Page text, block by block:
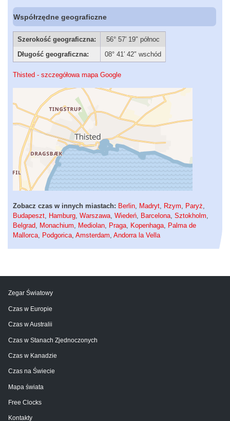
Współrzędne geograficzne
Szerokość geograficzna:
56° 57′ 19″ północ
Długość geograficzna:
08° 41′ 42″ wschód
Thisted - szczegółowa mapa Google
Zobacz czas w innych miastach: Berlin Madryt Rzym Paryż
Budapeszt
Hamburg Warszawa Wiedeń Barcelona Sztokholm
Belgrad
Monachium Mediolan Praga Kopenhaga
Palma de
Mallorca
Podgorica Amsterdam Andorra la Vella
Zegar Światowy
Czas w Europie
Czas w Australii
Czas w Stanach Zjednoczonych
Czas w Kanadzie
Czas na Świecie
Mapa świata
Free Clocks
Kontakty